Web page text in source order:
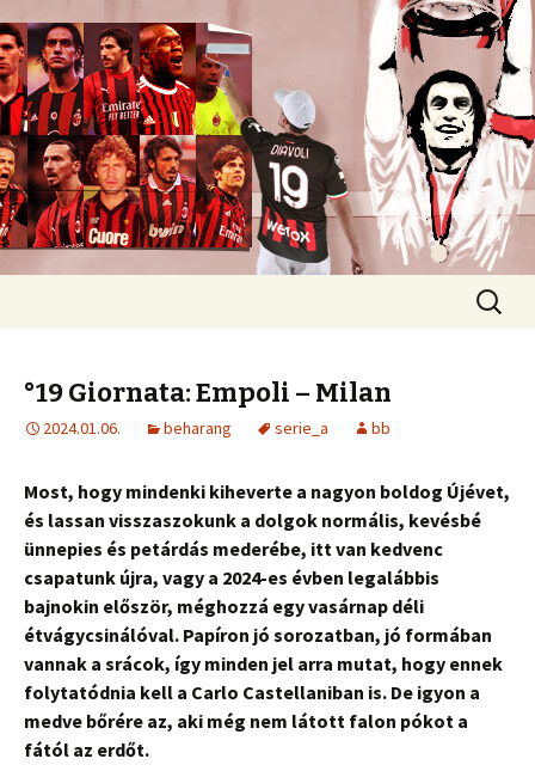
diavoli
Romokban heverő blog egy romokban
heverő csapatról.
°19 Giornata: Empoli – Milan
2024.01.06. beharang serie_a bb
Most, hogy mindenki kiheverte a nagyon boldog Újévet,
és lassan visszaszokunk a dolgok normális, kevésbé
ünnepies és petárdás mederébe, itt van kedvenc
csapatunk újra, vagy a 2024-es évben legalábbis
bajnokin először, méghozzá egy vasárnap déli
étvágycsinálóval. Papíron jó sorozatban, jó formában
vannak a srácok, így minden jel arra mutat, hogy ennek
folytatódnia kell a Carlo Castellaniban is. De igyon a
medve bőrére az, aki még nem látott falon pókot a
fától az erdőt.